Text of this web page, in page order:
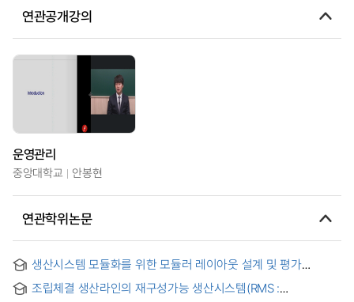
연관공개강의
운영관리
중앙대학교 안봉현
연관학위논문
생산시스템 모듈화를 위한 모듈러 레이아웃 설계 및 평가
조립체결 생산라인의 재구성가능 생산시스템(RMS :